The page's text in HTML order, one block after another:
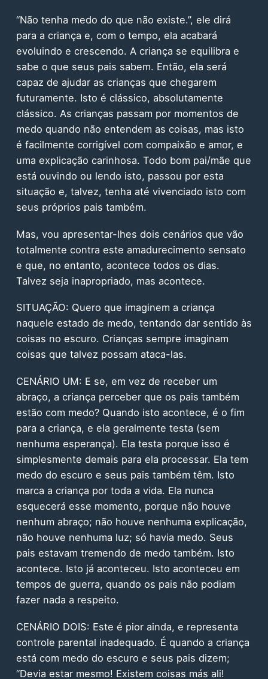
“Não tenha medo do que não existe.”, ele dirá
para a criança e, com o tempo, ela acabará
evoluindo e crescendo. A criança se equilibra e
sabe o que seus pais sabem. Então, ela será
capaz de ajudar as crianças que chegarem
futuramente. Isto é clássico, absolutamente
clássico. As crianças passam por momentos de
medo quando não entendem as coisas, mas isto
é facilmente corrigível com compaixão e amor, e
uma explicação carinhosa. Todo bom pai/mãe que
está ouvindo ou lendo isto, passou por esta
situação e, talvez, tenha até vivenciado isto com
seus próprios pais também.
Mas, vou apresentar-lhes dois cenários que vão
totalmente contra este amadurecimento sensato
e que, no entanto, acontece todos os dias.
Talvez seja inapropriado, mas acontece.
SITUAÇÃO: Quero que imaginem a criança
naquele estado de medo, tentando dar sentido às
coisas no escuro. Crianças sempre imaginam
coisas que talvez possam ataca-las.
CENÁRIO UM: E se, em vez de receber um
abraço, a criança perceber que os pais também
estão com medo? Quando isto acontece, é o fim
para a criança, e ela geralmente testa (sem
nenhuma esperança). Ela testa porque isso é
simplesmente demais para ela processar. Ela tem
medo do escuro e seus pais também têm. Isto
marca a criança por toda a vida. Ela nunca
esquecerá esse momento, porque não houve
nenhum abraço; não houve nenhuma explicação,
não houve nenhuma luz; só havia medo. Seus
pais estavam tremendo de medo também. Isto
acontece. Isto já aconteceu. Isto aconteceu em
tempos de guerra, quando os pais não podiam
fazer nada a respeito.
CENÁRIO DOIS: Este é pior ainda, e representa
controle parental inadequado. É quando a criança
está com medo do escuro e seus pais dizem;
“Devia estar mesmo! Existem coisas más ali!